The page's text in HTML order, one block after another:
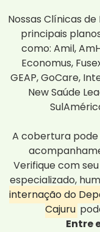
Nossas Clínicas
principais
como: Amil,
Economus,
GEAP, GoCare,
New Saúde
A cobertura pode
Verifique com
especializado,
internação do
Cajuru
Entre